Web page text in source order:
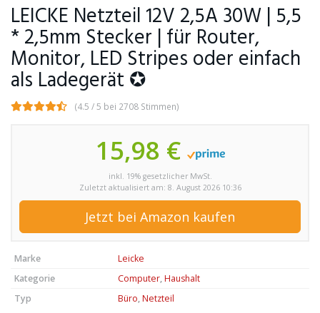
LEICKE Netzteil 12V 2,5A 30W | 5,5
* 2,5mm Stecker | für Router,
Monitor, LED Stripes oder einfach
als Ladegerät ✪
(4.5 / 5 bei 2708 Stimmen)
15,98 €
inkl. 19% gesetzlicher MwSt.
Zuletzt aktualisiert am: 8. August 2026 10:36
Jetzt bei Amazon kaufen
Marke
Leicke
Kategorie
Computer, Haushalt
Typ
Büro, Netzteil